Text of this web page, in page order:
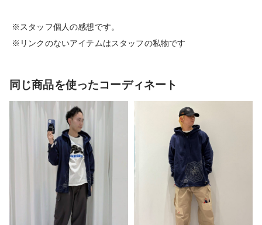
※スタッフ個人の感想です。
※リンクのないアイテムはスタッフの私物です
同じ商品を使ったコーディネート